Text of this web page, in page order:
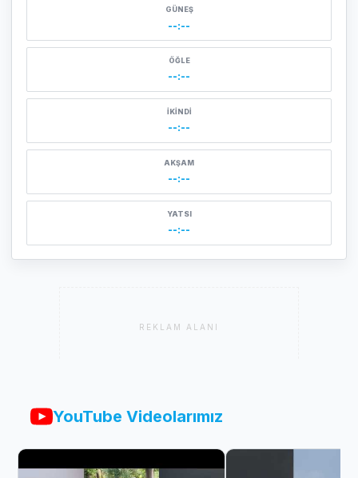
GÜNEŞ
--:--
ÖĞLE
--:--
İKINDI
--:--
AKŞAM
--:--
YATSI
--:--
REKLAM ALANI
YouTube Videolarımız